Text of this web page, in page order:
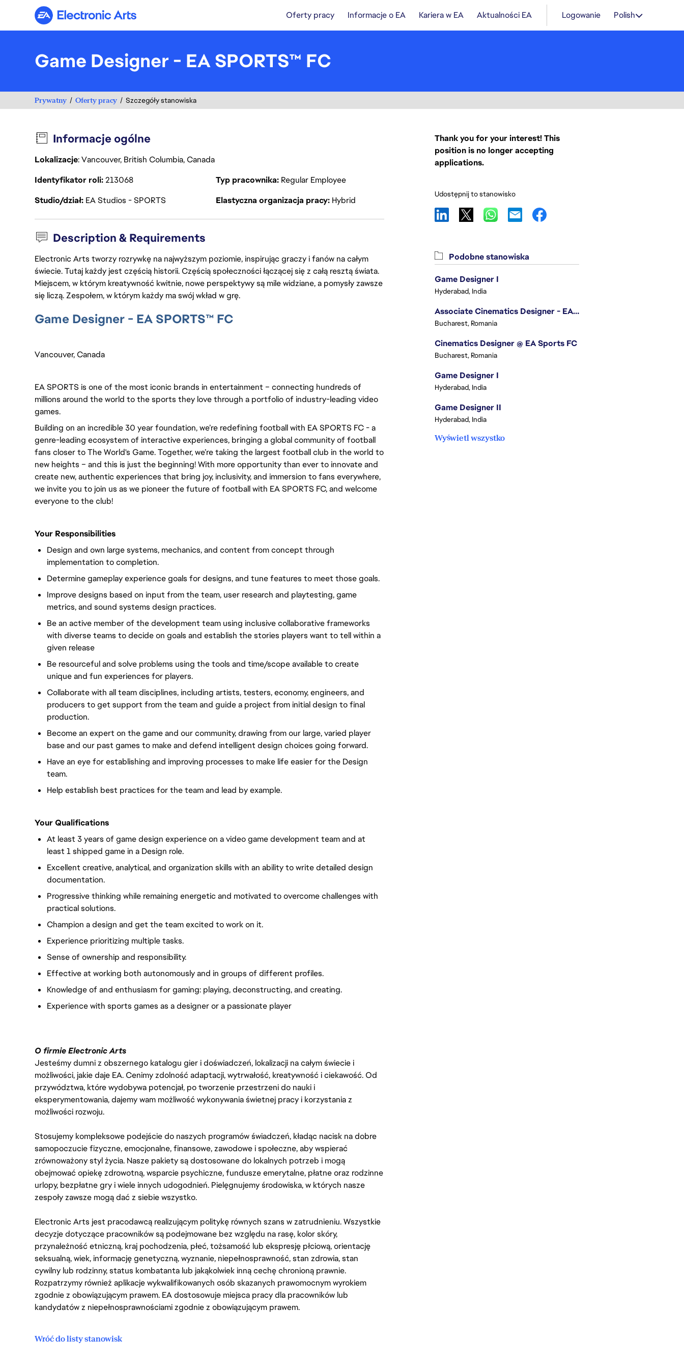
Electronic Arts Oferty pracy Informacje o EA Kariera w EA Aktualności EA Logowanie Polish
Game Designer - EA SPORTS™ FC
Prywatny Oferty pracy Szczegóły stanowiska
Informacje ogólne
Lokalizacje: Vancouver, British Columbia, Canada
Identyfikator roli213068 Typ pracownika Regular Employee
Studio/dział EA Studios - SPORTS Elastyczna organizacja pracy Hybrid
Description & Requirements
Electronic Arts tworzy rozrywkę na najwyższym poziomie, inspirując graczy i fanów na całym
świecie. Tutaj każdy jest częścią historii. Częścią społeczności łączącej się z całą resztą świata.
Miejscem, w którym kreatywność kwitnie, nowe perspektywy są mile widziane, a pomysły zawsze
się liczą. Zespołem, w którym każdy ma swój wkład w grę.
Game Designer - EA SPORTS™ FC
Vancouver, Canada
EA SPORTS is one of the most iconic brands in entertainment – connecting hundreds of
millions around the world to the sports they love through a portfolio of industry-leading video
games.
Building on an incredible 30 year foundation, we’re redefining football with EA SPORTS FC - a
genre-leading ecosystem of interactive experiences, bringing a global community of football
fans closer to The World's Game. Together, we’re taking the largest football club in the world to
new heights – and this is just the beginning! With more opportunity than ever to innovate and
create new, authentic experiences that bring joy, inclusivity, and immersion to fans everywhere,
we invite you to join us as we pioneer the future of football with EA SPORTS FC, and welcome
everyone to the club!
Your Responsibilities
Design and own large systems, mechanics, and content from concept through
implementation to completion.
Determine gameplay experience goals for designs, and tune features to meet those goals.
Improve designs based on input from the team, user research and playtesting, game
metrics, and sound systems design practices.
Be an active member of the development team using inclusive collaborative frameworks
with diverse teams to decide on goals and establish the stories players want to tell within a
given release
Be resourceful and solve problems using the tools and time/scope available to create
unique and fun experiences for players.
Collaborate with all team disciplines, including artists, testers, economy, engineers, and
producers to get support from the team and guide a project from initial design to final
production.
Become an expert on the game and our community, drawing from our large, varied player
base and our past games to make and defend intelligent design choices going forward.
Have an eye for establishing and improving processes to make life easier for the Design
team.
Help establish best practices for the team and lead by example.
Your Qualifications
At least 3 years of game design experience on a video game development teamand at
least 1 shipped game in a Design role.
Excellent creative, analytical, and organization skills with an ability to write detailed design
documentation.
Progressive thinking while remaining energetic and motivated to overcome challenges with
practical solutions.
Champion a design and get the team excited to work on it.
Experience prioritizing multiple tasks.
Sense of ownership and responsibility.
Effective at working both autonomously and in groups of different profiles.
Knowledge of and enthusiasm for gaming: playing, deconstructing, and creating.
Experience with sports games as a designer or a passionate player
O firmie Electronic Arts
Jesteśmy dumni z obszernego katalogu gier i doświadczeń, lokalizacji na całym świecie i
możliwości, jakie daje EA. Cenimy zdolność adaptacji, wytrwałość, kreatywność i ciekawość. Od
przywództwa, które wydobywa potencjał, po tworzenie przestrzeni do nauki i
eksperymentowania, dajemy wam możliwość wykonywania świetnej pracy i korzystania z
możliwości rozwoju.
Stosujemy kompleksowe podejście do naszych programów świadczeń, kładąc nacisk na dobre
samopoczucie fizyczne, emocjonalne, finansowe, zawodowe i społeczne, aby wspierać
zrównoważony styl życia. Nasze pakiety są dostosowane do lokalnych potrzeb i mogą
obejmować opiekę zdrowotną, wsparcie psychiczne, fundusze emerytalne, płatne oraz rodzinne
urlopy, bezpłatne gry i wiele innych udogodnień. Pielęgnujemy środowiska, w których nasze
zespoły zawsze mogą dać z siebie wszystko.
Electronic Arts jest pracodawcą realizującym politykę równych szans w zatrudnieniu. Wszystkie
decyzje dotyczące pracowników są podejmowane bez względu na rasę, kolor skóry,
przynależność etniczną, kraj pochodzenia, płeć, tożsamość lub ekspresję płciową, orientację
seksualną, wiek, informację genetyczną, wyznanie, niepełnosprawność, stan zdrowia, stan
cywilny lub rodzinny, status kombatanta lub jakąkolwiek inną cechę chronioną prawnie.
Rozpatrzymy również aplikacje wykwalifikowanych osób skazanych prawomocnym wyrokiem
zgodnie z obowiązującym prawem. EA dostosowuje miejsca pracy dla pracowników lub
kandydatów z niepełnosprawnościami zgodnie z obowiązującym prawem.
Wróć do listy stanowisk
Thank you for your interest! This
position is no longer accepting
applications.
Udostępnij to stanowisko
Podobne stanowiska
Game Designer I
Hyderabad, India
Associate Cinematics Designer - EA Sports FC
Bucharest, Romania
Cinematics Designer @ EA Sports FC
Bucharest, Romania
Game Designer I
Hyderabad, India
Game Designer II
Hyderabad, India
Wyświetl wszystko